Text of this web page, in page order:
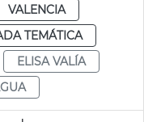
VALENCIA
TEMÁTICA
ELISA VALÍA